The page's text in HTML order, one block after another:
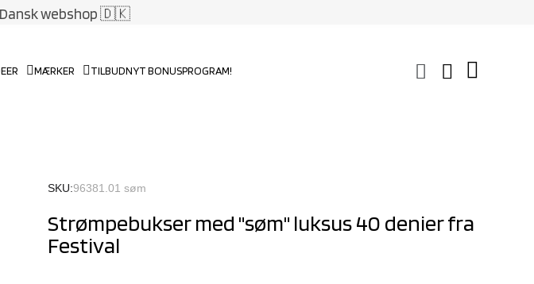
webshop 🇩🇰
MÆRKER TILBUDNYT BONUSPROGRAM!
SKU 96381.01 søm
Strømpebukser med "søm" luksus 40 denier fra
Festival